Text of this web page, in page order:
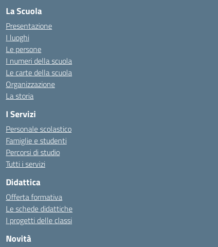
La Scuola
Presentazione
I luoghi
Le persone
I numeri della scuola
Le carte della scuola
Organizzazione
La storia
I Servizi
Personale scolastico
Famiglie e studenti
Percorsi di studio
Tutti i servizi
Didattica
Offerta formativa
Le schede didattiche
I progetti delle classi
Novità